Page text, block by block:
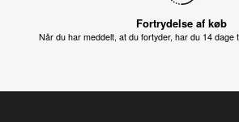
Fortrydelse af køb
Når du har meddelt, at du fortyder, har du 14 dage